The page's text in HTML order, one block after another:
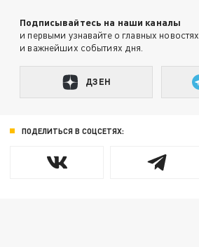
Подписывайтесь на наши каналы
и первыми узнавайте о главных новостях
и важнейших событиях дня.
ДЗЕН
ПОДЕЛИТЬСЯ В СОЦСЕТЯХ: